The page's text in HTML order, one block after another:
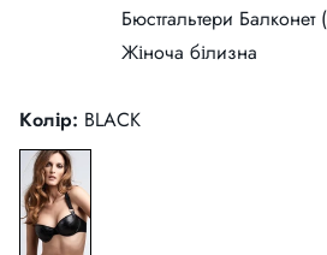
Бюстгальтери Балконет
Жіноча білизна
Колір: BLACK